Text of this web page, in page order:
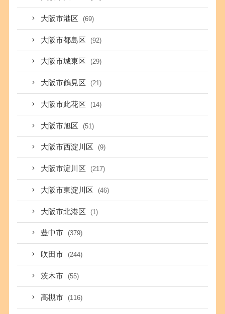
大阪市港区 (69)
大阪市都島区 (92)
大阪市城東区 (29)
大阪市鶴見区 (21)
大阪市此花区 (14)
大阪市旭区 (51)
大阪市西淀川区 (9)
大阪市淀川区 (217)
大阪市東淀川区 (46)
大阪市北港区 (1)
豊中市 (379)
吹田市 (244)
茨木市 (55)
高槻市 (116)